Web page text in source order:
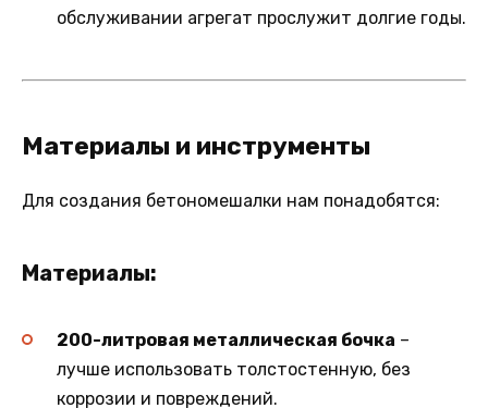
обслуживании агрегат прослужит долгие годы.
Материалы и инструменты
Для создания бетономешалки нам понадобятся:
Материалы:
200-литровая металлическая бочка –
лучше использовать толстостенную, без
коррозии и повреждений.